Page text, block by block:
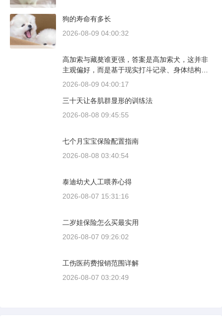
狗的寿命有多长
2026-08-09 04:00:32
高加索与藏獒谁更强，答案是高加索犬，这并非
主观偏好，而是基于现实打斗记录、身体结构与
工作性能得出的结论。若将两者置于同等体重级
犬拥有压倒性的胜率。
2026-08-09 04:00:17
三十天让各肌群显形的训练法
2026-08-08 09:45:55
七个月宝宝保险配置指南
2026-08-08 03:40:54
泰迪幼犬人工喂养心得
2026-08-07 15:31:16
二岁娃保险怎么买最实用
2026-08-07 09:26:02
工伤医药费报销范围详解
2026-08-07 03:20:49